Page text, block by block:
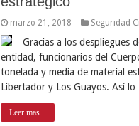
marzo 21, 2018 Seguridad
Gracias a los despliegues
entidad, funcionarios del
tonelada y media de material
Libertador y Los Guayos. Así lo
Leer mas...